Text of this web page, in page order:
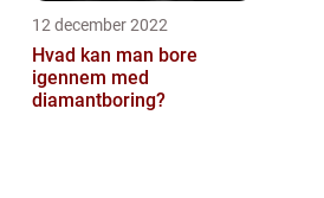
12 december 2022
Hvad kan man bore
igennem med
diamantboring?